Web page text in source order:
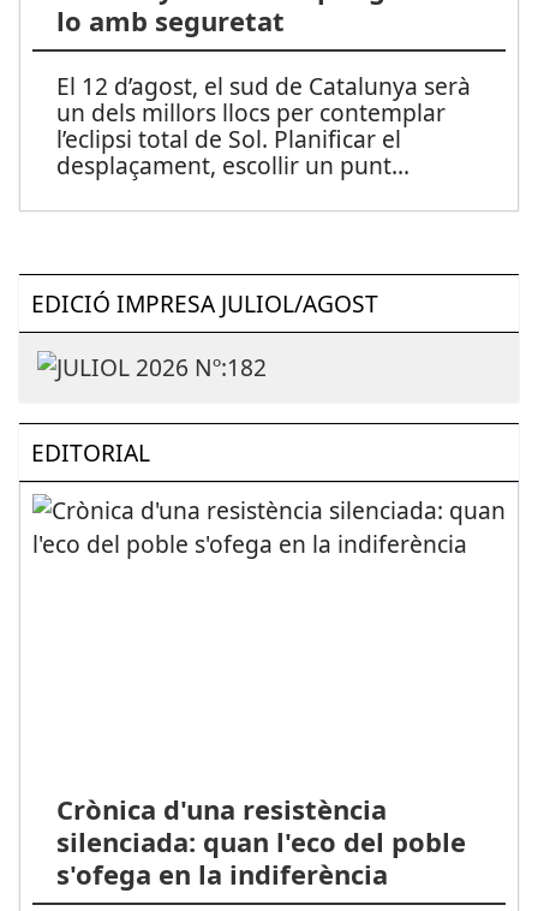
lo amb seguretat
El 12 d’agost, el sud de Catalunya serà
un dels millors llocs per contemplar
l’eclipsi total de Sol. Planificar el
desplaçament, escollir un punt...
EDICIÓ IMPRESA JULIOL/AGOST
EDITORIAL
Crònica d'una resistència
silenciada: quan l'eco del poble
s'ofega en la indiferència